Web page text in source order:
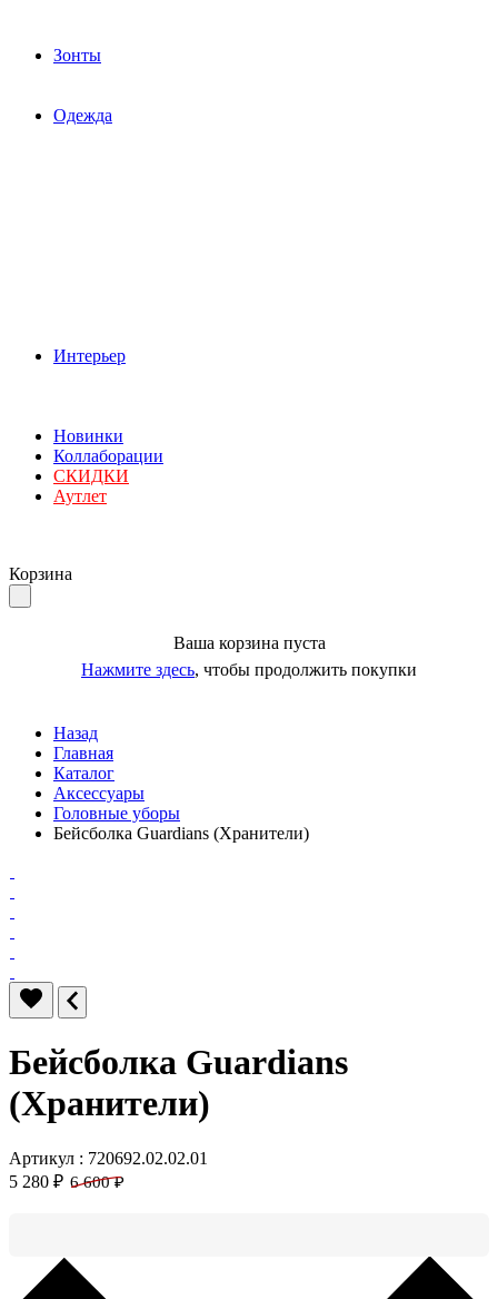
Зонты
Одежда
Интерьер
Новинки
Коллаборации
СКИДКИ
Аутлет
Корзина
Ваша корзина пуста
Нажмите здесь, чтобы продолжить покупки
Назад
Главная
Каталог
Аксессуары
Головные уборы
Бейсболка Guardians (Хранители)
Бейсболка Guardians
(Хранители)
Артикул : 720692.02.02.01
5 280 ₽ 6 600 ₽